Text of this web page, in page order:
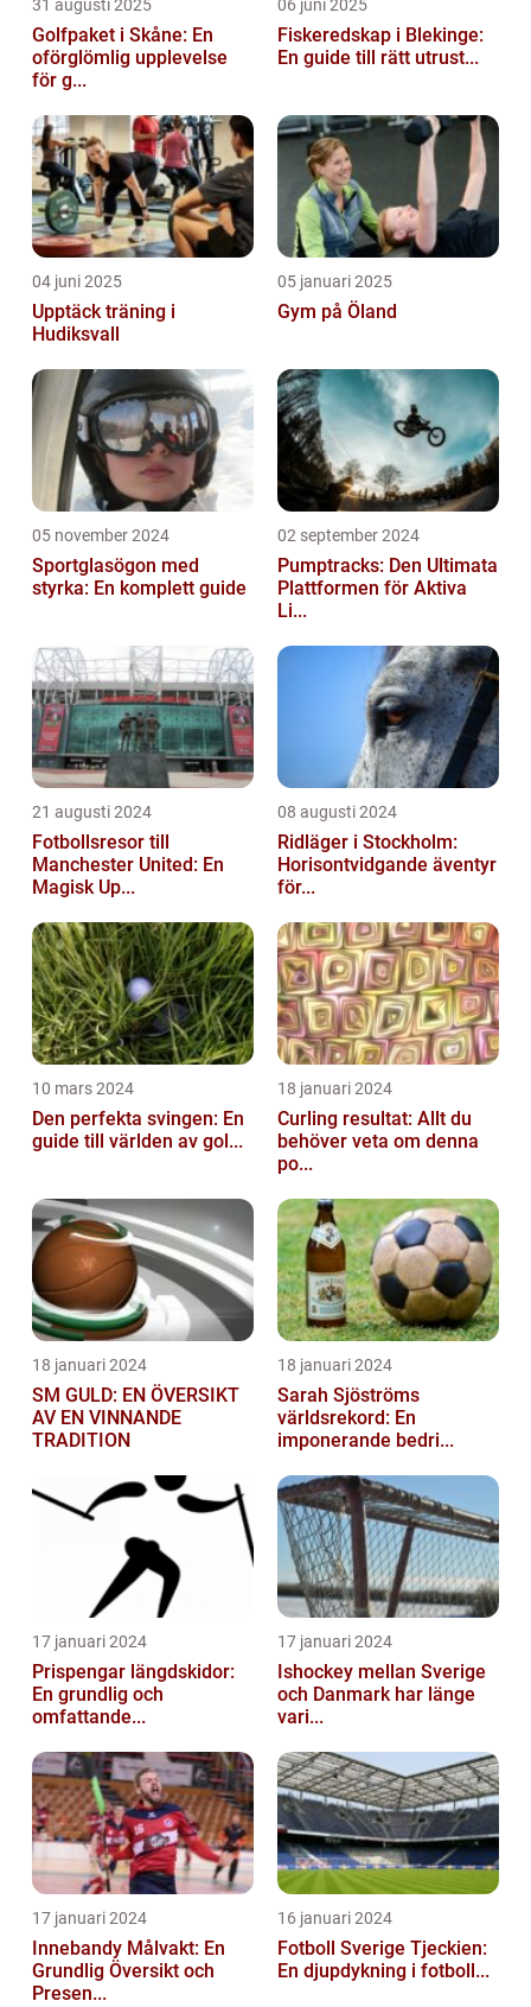
31 augusti 2025
Golfpaket i Skåne: En
oförglömlig upplevelse
för g...
06 juni 2025
Fiskeredskap i Blekinge:
En guide till rätt utrust...
04 juni 2025
Upptäck träning i
Hudiksvall
05 januari 2025
Gym på Öland
05 november 2024
Sportglasögon med
styrka: En komplett guide
02 september 2024
Pumptracks: Den Ultimata
Plattformen för Aktiva
Li...
21 augusti 2024
Fotbollsresor till
Manchester United: En
Magisk Up...
08 augusti 2024
Ridläger i Stockholm:
Horisontvidgande äventyr
för...
10 mars 2024
Den perfekta svingen: En
guide till världen av gol...
18 januari 2024
Curling resultat: Allt du
behöver veta om denna
po...
18 januari 2024
SM GULD: EN ÖVERSIKT
AV EN VINNANDE
TRADITION
18 januari 2024
Sarah Sjöströms
världsrekord: En
imponerande bedri...
17 januari 2024
Prispengar längdskidor:
En grundlig och
omfattande...
17 januari 2024
Ishockey mellan Sverige
och Danmark har länge
vari...
17 januari 2024
Innebandy Målvakt: En
Grundlig Översikt och
Presen...
16 januari 2024
Fotboll Sverige Tjeckien:
En djupdykning i fotboll...